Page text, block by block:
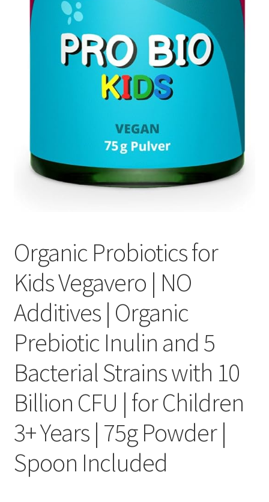
Organic Probiotics for
Kids Vegavero | NO
Additives | Organic
Prebiotic Inulin and 5
Bacterial Strains with 10
Billion CFU | for Children
3+ Years | 75g Powder |
Spoon Included